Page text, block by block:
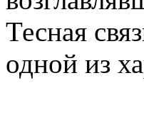
Тесная
одной из